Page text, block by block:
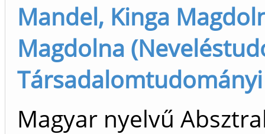
Mandel, Kinga
Magdolna
Társadalomtudományi
Magyar nyelvű